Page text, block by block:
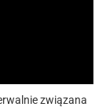
związana